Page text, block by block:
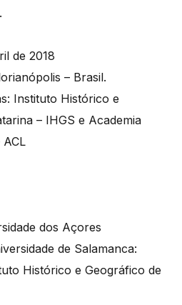
de 2018
– Brasil.
Instituto Histórico e
– IHGS e Academia
dos Açores
de Salamanca:
Histórico e Geográfico de